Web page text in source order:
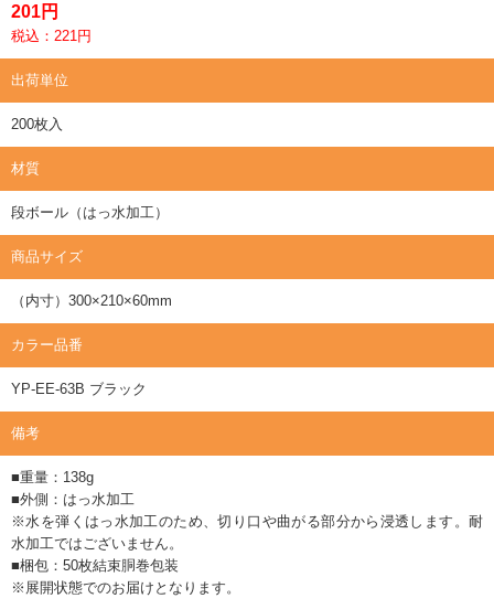
201円
税込：221円
出荷単位
200枚入
材質
段ボール（はっ水加工）
商品サイズ
（内寸）300×210×60mm
カラー品番
YP-EE-63B ブラック
備考
■重量：138g
■外側：はっ水加工
※水を弾くはっ水加工のため、切り口や曲がる部分から浸透します。耐
水加工ではございません。
■梱包：50枚結束胴巻包装
※展開状態でのお届けとなります。